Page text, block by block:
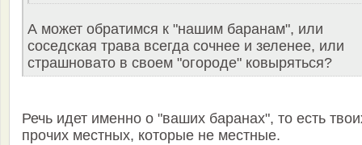
А может обратимся к "нашим баранам", или
соседская трава всегда сочнее и зеленее, или
страшновато в своем "огороде" ковыряться?
Речь идет именно о "ваших баранах", то есть
прочих местных, которые не местные.